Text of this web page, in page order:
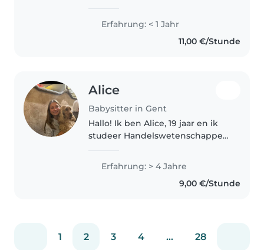
geduldig, en ik studeer Humane
Wetenschappen. Ik ben ervaren
met het verzorgen van
Erfahrung: < 1 Jahr
11,00 €/Stunde
Alice
Babysitter in Gent
Hallo! Ik ben Alice, 19 jaar en ik
studeer Handelswetenschappen
leidster aan kindjes van 6-7 jaar
in een Franse scouts. Het lijkt me
Erfahrung: > 4 Jahre
9,00 €/Stunde
1 2 3 4 ... 28